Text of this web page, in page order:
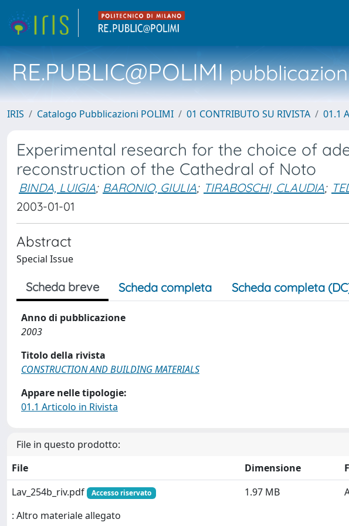
RE.PUBLIC@POLIMI
IRIS Catalogo Pubblicazioni POLIMI 01 CONTRIBUTO SU RIVISTA 01.1
Experimental research for the choice of
reconstruction of the Cathedral of Noto
BINDA, LUIGIA; BARONIO, GIULIA; TIRABOSCHI, CLAUDIA;
2003-01-01
Abstract
Special Issue
Scheda breve Scheda completa Scheda completa
Anno di pubblicazione
2003
Titolo della rivista
CONSTRUCTION AND BUILDING MATERIALS
Appare nelle tipologie:
01.1 Articolo in Rivista
File in questo prodotto:
File
Dimensione
Lav_254b_riv.pdf
Accesso riservato
: Altro materiale allegato
1.97 MB